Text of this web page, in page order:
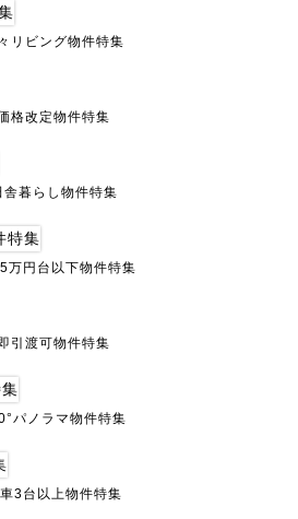
リビング物件特集
格改定物件特集
舎暮らし物件特集
万円台以下物件特集
引渡可物件特集
パノラマ物件特集
3台以上物件特集